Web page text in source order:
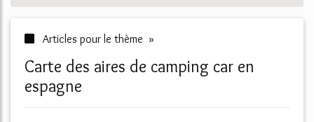
Articles pour le thème »
carte des aires de camping car en
espagne